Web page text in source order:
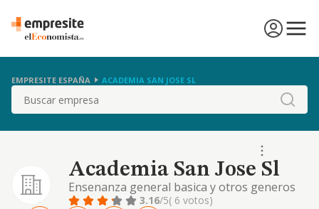
EMPRESITE ESPAÑA ACADEMIA SAN JOSE SL
Buscar
Academia San Jose Sl
Ensenanza general basica y otros generos
similares.
3.16/5( 6 votos)